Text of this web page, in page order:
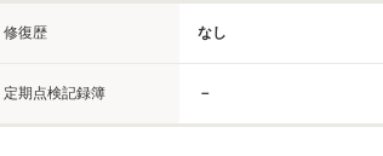
修復歴 なし
定期点検記録簿 －